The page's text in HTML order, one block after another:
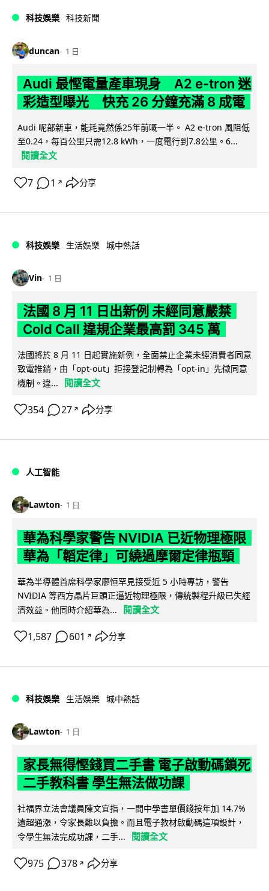
科技娛樂 科技新聞
duncan 1 日
Audi 最慳電量產車現身 A2 e-tron 迷
彩造型曝光 快充 26 分鐘充滿 8 成電
Audi 呢部新車，能耗竟然係25年前嘅一半。 A2 e-tron 風阻低
至0.24，每百公里只需12.8 kWh，一度電行到7.8公里。6...
閱讀全文
7 1 ↗ 分享
科技娛樂 生活娛樂 城中熱話
Vin 1 日
法國 8 月 11 日出新例 未經同意嚴禁
Cold Call 違規企業最高罰 345 萬
法國將於 8 月 11 日起實施新例，全面禁止企業未經消費者同意
致電推銷，由「opt-out」拒接登記制轉為「opt-in」先徵同意
機制。違...
閱讀全文
354 27 ↗ 分享
人工智能
Lawton 1 日
華為科學家警告 NVIDIA 已近物理極限
華為「韜定律」可繞過摩爾定律瓶頸
華為半導體首席科學家廖恒罕見接受近 5 小時專訪，警告
NVIDIA 等西方晶片巨頭正逼近物理極限，傳統製程升級已失經
濟效益。他同時介紹華為...
閱讀全文
1,587 601 ↗ 分享
科技娛樂 生活娛樂 城中熱話
Lawton 1 日
家長無得慳錢買二手書 電子啟動碼鎖死
二手教科書 學生無法做功課
社福界立法會議員陳文宜指，一間中學書單價錢按年加 14.7%
遠超通漲，令家長難以負擔。而且電子教材啟動碼這項設計，
令學生無法完成功課，二手...
閱讀全文
975 378 ↗ 分享